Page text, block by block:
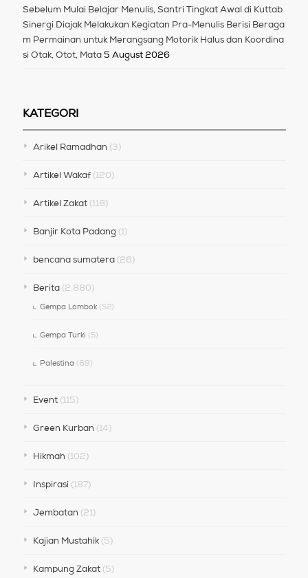
Sebelum Mulai Belajar Menulis, Santri Tingkat Awal di Kuttab
Sinergi Diajak Melakukan Kegiatan Pra-Menulis Berisi Beraga
m Permainan untuk Merangsang Motorik Halus dan Koordina
si Otak, Otot, Mata 5 August 2026
KATEGORI
Arikel Ramadhan (3)
Artikel Wakaf(120)
Artikel Zakat(118)
Banjir Kota Padang(1)
bencana sumatera(26)
Berita(2,880)
Gempa Lombok(52)
Gempa Turki (5)
Palestina(69)
Event(115)
Green Kurban (14)
Hikmah (102)
Inspirasi(187)
Jembatan (21)
Kajian Mustahik(5)
Kampung Zakat(5)